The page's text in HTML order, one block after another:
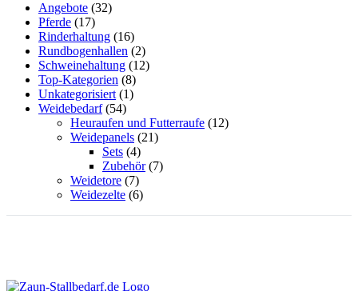
der
gewählt
werden
Angebote (32)
Pferde (17)
Rinderhaltung (16)
Rundbogenhallen (2)
Schweinehaltung (12)
Top-Kategorien (8)
Unkategorisiert (1)
Weidebedarf (54)
Heuraufen und Futterraufe (12)
Weidepanels (21)
Sets (4)
Zubehör (7)
Weidetore (7)
Weidezelte (6)